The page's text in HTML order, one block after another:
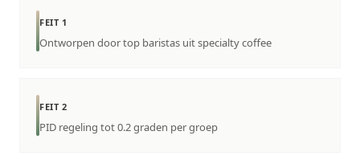
FEIT 1
Ontworpen door top baristas uit specialty coffee
FEIT 2
PID regeling tot 0.2 graden per groep